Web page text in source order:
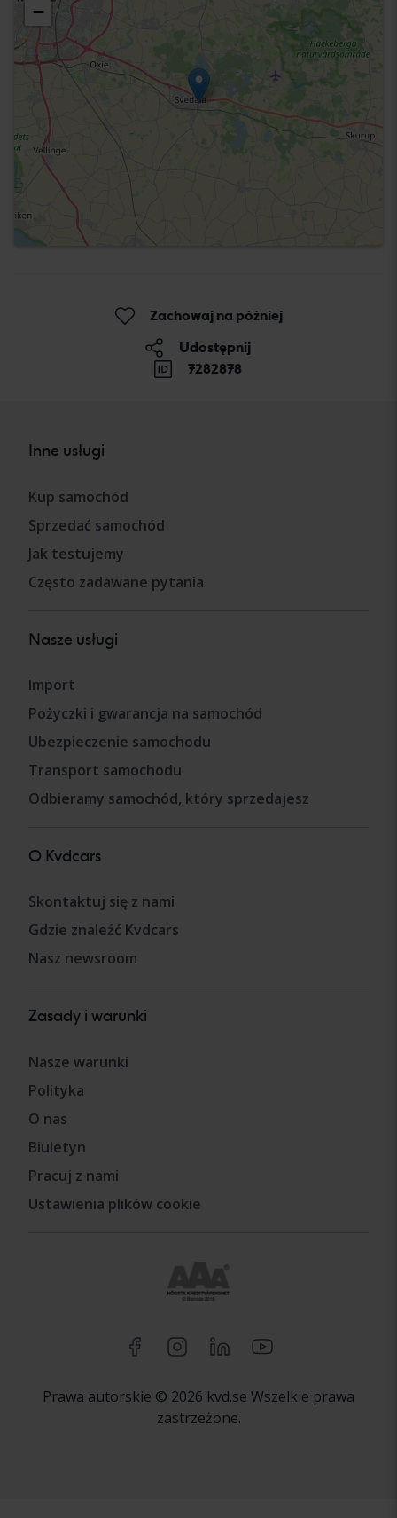
−
Zachowaj na później
Udostępnij
7282878
Inne usługi
Kup samochód
Sprzedać samochód
Jak testujemy
Często zadawane pytania
Nasze usługi
Import
Pożyczki i gwarancja na samochód
Ubezpieczenie samochodu
Transport samochodu
Odbieramy samochód, który sprzedajesz
O Kvdcars
Skontaktuj się z nami
Gdzie znaleźć Kvdcars
Nasz newsroom
Zasady i warunki
Nasze warunki
Polityka
O nas
Biuletyn
Pracuj z nami
Ustawienia plików cookie
Prawa autorskie © 2026 kvd.se Wszelkie prawa
zastrzeżone.